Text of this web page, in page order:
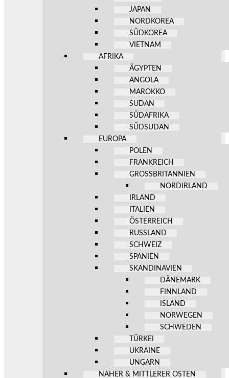
JAPAN
NORDKOREA
SÜDKOREA
VIETNAM
AFRIKA
ÄGYPTEN
ANGOLA
MAROKKO
SUDAN
SÜDAFRIKA
SÜDSUDAN
EUROPA
POLEN
FRANKREICH
GROSSBRITANNIEN
NORDIRLAND
IRLAND
ITALIEN
ÖSTERREICH
RUSSLAND
SCHWEIZ
SPANIEN
SKANDINAVIEN
DÄNEMARK
FINNLAND
ISLAND
NORWEGEN
SCHWEDEN
TÜRKEI
UKRAINE
UNGARN
NAHER & MITTLERER OSTEN